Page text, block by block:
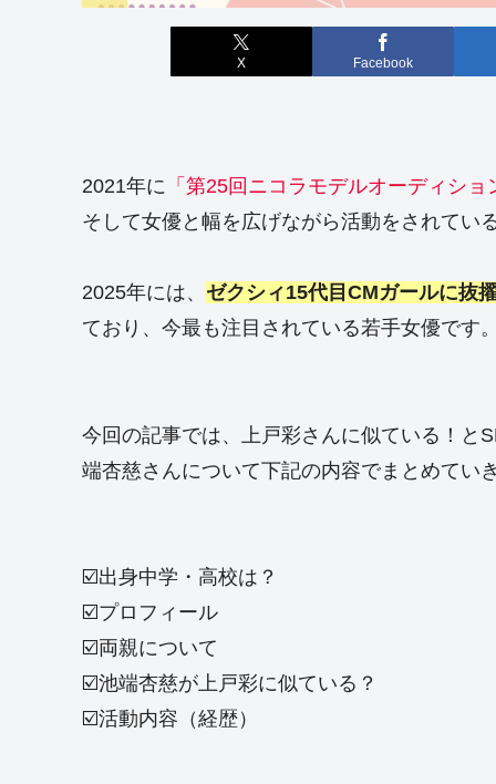
X Facebook
2021年に 「第25回ニコラモデルオーディショ
そして女優と幅を広げながら活動をされてい
2025年には、 ゼクシィ15代目CMガールに抜
ており、今最も注目されている若手女優です
今回の記事では、上戸彩さんに似ている！と
端杏慈さんについて下記の内容でまとめてい
☑️出身中学・高校は？
☑️プロフィール
☑️両親について
☑️池端杏慈が上戸彩に似ている？
☑️活動内容（経歴）